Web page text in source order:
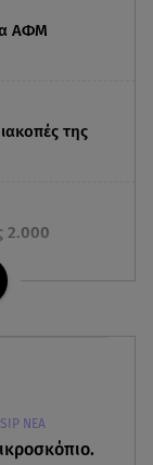
ΑΦΜ
της
2.000
Ορμούζ
ΝΕΑ